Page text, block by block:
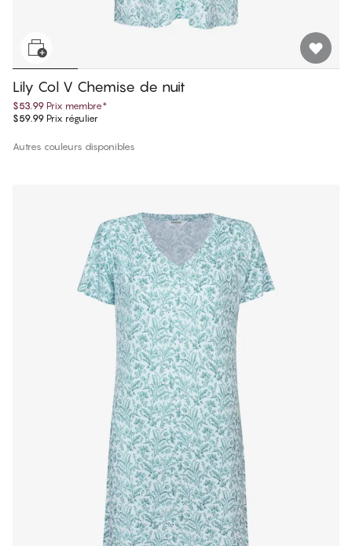
Lily Col V Chemise de nuit
$53.99 Prix membre*
$59.99 Prix régulier
Autres couleurs disponibles